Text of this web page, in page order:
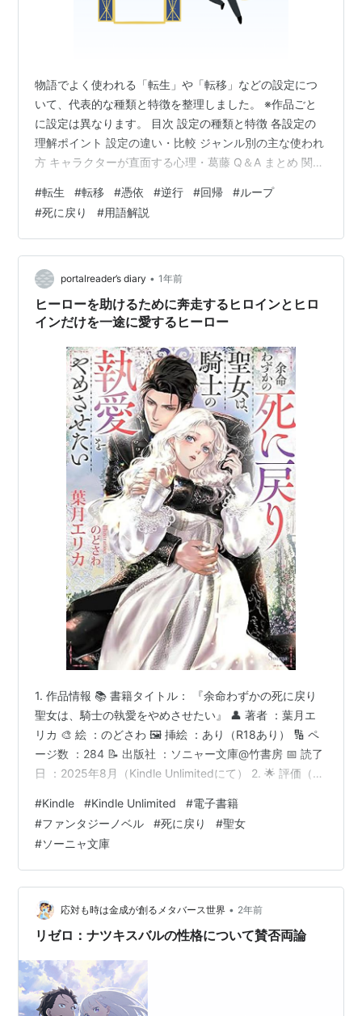
物語でよく使われる「転生」や「転移」などの設定につ
いて、代表的な種類と特徴を整理しました。 ※作品ごと
に設定は異なります。 目次 設定の種類と特徴 各設定の
理解ポイント 設定の違い・比較 ジャンル別の主な使われ
方 キャラクターが直面する心理・葛藤 Q＆A まとめ 関連
有無 移動するもの 時間の扱い 転生 一度死亡 魂のみ 新し
い人生のスタート 転移 生きたまま 肉体ごと 別世界へ移
動 憑依 生きたまま 魂のみ 他人の体に入り込む 逆行 生き
たまま 魂のみ 過去に戻る 回帰 生きたまま 魂または肉体
ごと 過去のある時点に戻る ループ 生きたま…
#転生 #転移 #憑依 #逆行 #回帰 #ループ
#死に戻り #用語解説
portalreader’s diary • 1年前
ヒーローを助けるために奔走するヒロインとヒロ
インだけを一途に愛するヒーロー
1. 作品情報 📚 書籍タイトル： 『余命わずかの死に戻り
聖女は、騎士の執愛をやめさせたい』 👤 著者 ：葉月エ
リカ 🎨 絵 ：のどさわ 🖼️ 挿絵 ：あり（R18あり） 🔢 ペ
ージ数 ：284 📝 出版社 ：ソニャー文庫@竹書房 📅 読了
日 ：2025年8月（Kindle Unlimitedにて） 2. 🌟 評価（5
ばれなし） 聖女として神殿で暮らしてきた伯爵令嬢のエ
リカは原因不明の病で亡くなる間際に最愛の護衛騎士で
ある侯爵家の庶子リュークが自分の後を追って自死して
しまう姿を目撃してうという記憶を持ったまま死ぬ2ヶ月
前に戻っ…
#Kindle #Kindle Unlimited #電子書籍
#ファンタジーノベル #死に戻り #聖女
#ソーニャ文庫
応対も時は金成が創るメタバース世界 • 2年前
リゼロ：ナツキスバルの性格について賛否両論